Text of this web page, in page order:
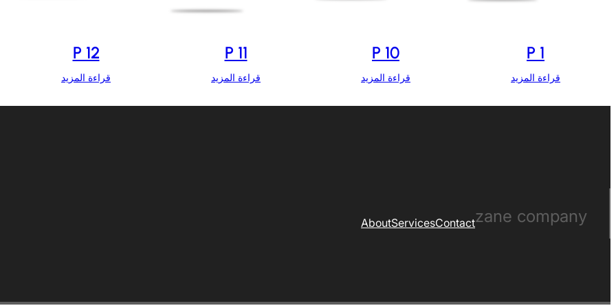
P 1
قراءة المزيد
P 10
قراءة المزيد
P 11
قراءة المزيد
P 12
قراءة المزيد
zane company
Contact
Services
About